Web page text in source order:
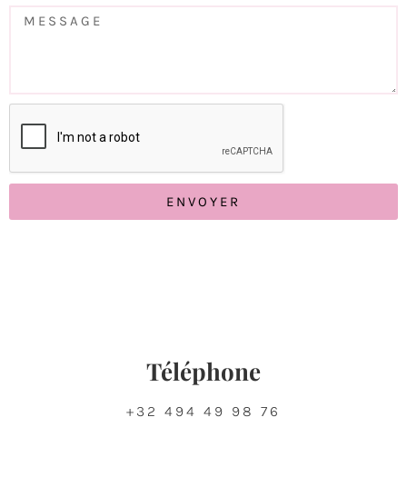
ENVOYER
Téléphone
+32 494 49 98 76